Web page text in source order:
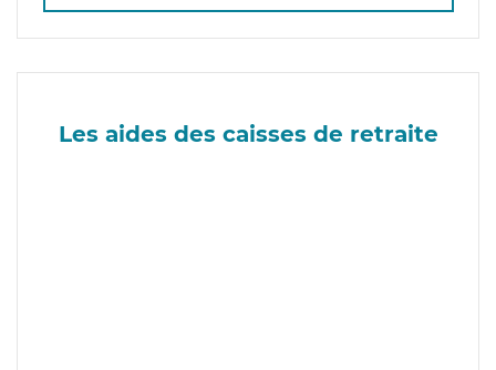
Les aides des caisses de retraite